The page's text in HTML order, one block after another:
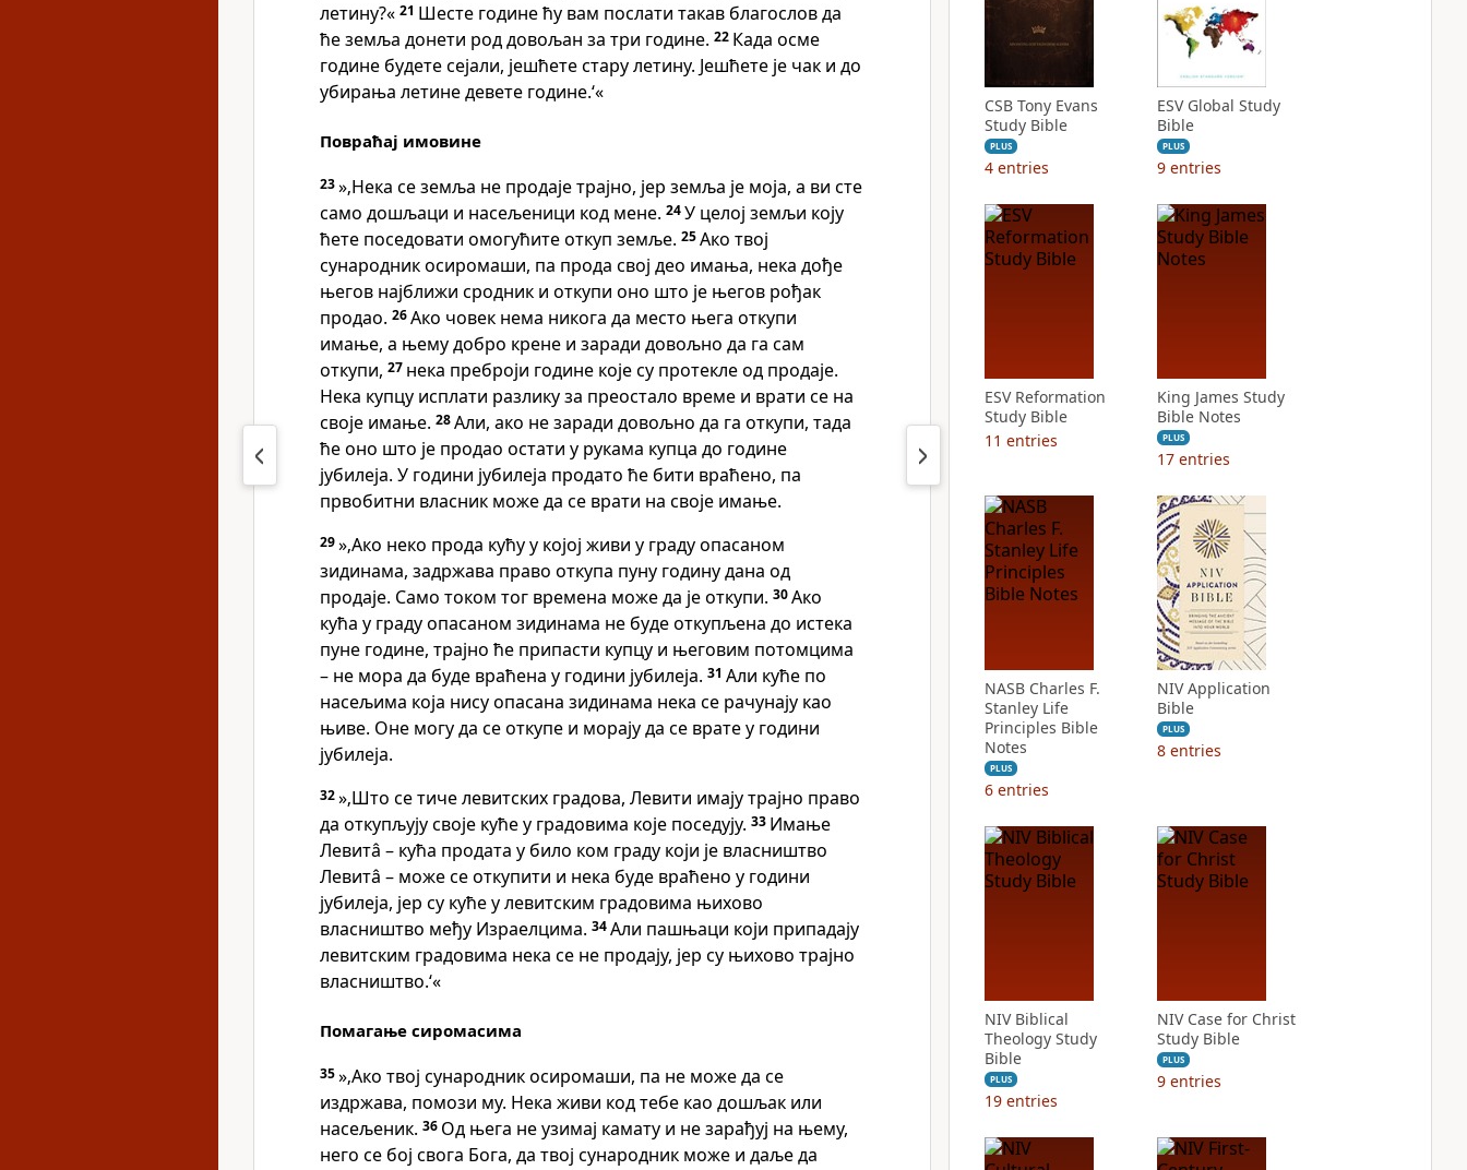
летину?« 21 Шесте године ћу вам послати такав благослов да
ће земља донети род довољан за три године. 22 Када осме
године будете сејали, јешћете стару летину. Јешћете је чак и до
убирања летине девете године.‘«
Повраћај имовине
23»‚Нека се земља не продаје трајно, јер земља је моја, а ви сте
само дошљаци и насељеници код мене. 24У целој земљи коју
ћете поседовати омогућите откуп земље. 25Ако твој
сународник осиромаши, па прода свој део имања, нека дође
његов најближи сродник и откупи оно што је његов рођак
продао. 26Ако човек нема никога да место њега откупи
имање, а њему добро крене и заради довољно да га сам
откупи, 27 нека преброји године које су протекле од продаје.
Нека купцу исплати разлику за преостало време и врати се на
своје имање. 28Али, ако не заради довољно да га откупи, тада
ће оно што је продао остати у рукама купца до године
јубилеја. У години јубилеја продато ће бити враћено, па
првобитни власник може да се врати на своје имање.
29»‚Ако неко прода кућу у којој живи у граду опасаном
зидинама, задржава право откупа пуну годину дана од
продаје. Само током тог времена може да је откупи. 30Ако
кућа у граду опасаном зидинама не буде откупљена до истека
пуне године, трајно ће припасти купцу и његовим потомцима
– не мора да буде враћена у години јубилеја. 31 Али куће по
насељима која нису опасана зидинама нека се рачунају као
њиве. Оне могу да се откупе и морају да се врате у години
јубилеја.
32»‚Што се тиче левитских градова, Левити имају трајно право
да откупљују своје куће у градовима које поседују. 33 Имање
Левитâ – кућа продата у било ком граду који је власништво
Левитâ – може се откупити и нека буде враћено у години
јубилеја, јер су куће у левитским градовима њихово
власништво међу Израелцима. 34Али пашњаци који припадају
левитским градовима нека се не продају, јер су њихово трајно
власништво.‘«
Помагање сиромасима
35»‚Ако твој сународник осиромаши, па не може да се
издржава, помози му. Нека живи код тебе као дошљак или
насељеник. 36 Од њега не узимај камату и не зарађуј на њему,
него се бој свога Бога, да твој сународник може и даље да
CSB Tony Evans
Study Bible
PLUS
4 entries
ESV Global Study
Bible
PLUS
9 entries
ESV Reformation
Study Bible
11 entries
King James Study
Bible Notes
PLUS
17 entries
NASB Charles F.
Stanley Life
Principles Bible
Notes
PLUS
6 entries
NIV Application
Bible
PLUS
8 entries
NIV Biblical
Theology Study
Bible
PLUS
19 entries
NIV Case for Christ
Study Bible
PLUS
9 entries